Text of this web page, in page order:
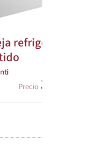
refrigerada
Precio 318